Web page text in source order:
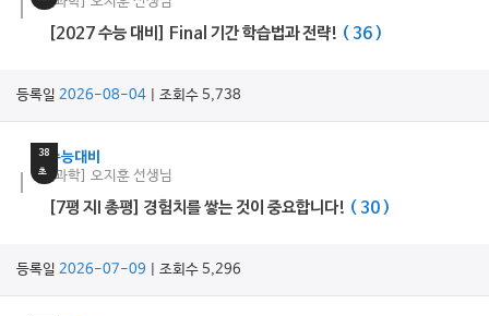
[2027 수능 대비] Final 기간 학습법과 전략! ( 36 )
등록일 2026-08-04| 조회수 5,738
38
초
수능대비
[과학] 오지훈 선생님
[7평 지I 총평] 경험치를 쌓는 것이 중요합니다! ( 30 )
등록일 2026-07-09 | 조회수 5,296